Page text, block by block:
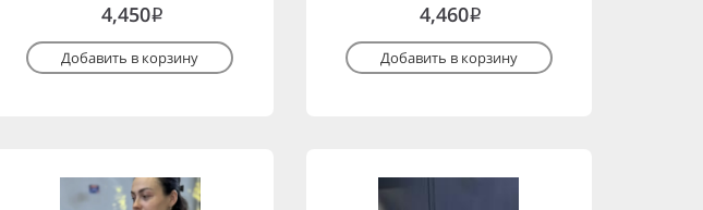
4,450i
Добавить в корзину
4,460i
Добавить в корзину